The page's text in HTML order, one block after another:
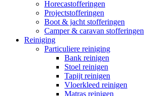
Horecastofferingen
Projectstofferingen
Boot & jacht stofferingen
Camper & caravan stofferingen
Reiniging
Particuliere reiniging
Bank reinigen
Stoel reinigen
Tapijt reinigen
Vloerkleed reinigen
Matras reinigen